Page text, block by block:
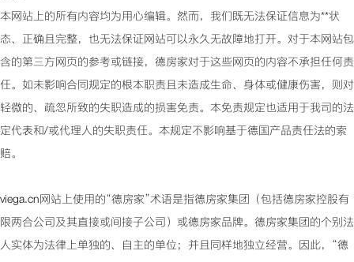
本网站上的所有内容均为用心编辑。然而，我们既无法保证信息为**状
态、正确且完整，也无法保证网站可以永久无故障地打开。对于本网站包
含的第三方网页的参考或链接，德房家对于这些网页的内容不承担任何责
任。如未影响合同规定的根本职责且未造成生命、身体或健康伤害，则对
轻微的、疏忽所致的失职造成的损害免责。本免责规定也适用于我司的法
定代表和/或代理人的失职责任。本规定不影响基于德国产品责任法的索
赔。
viega.cn网站上使用的“德房家”术语是指德房家集团（包括德房家控股有
限两合公司及其直接或间接子公司）或德房家品牌。德房家集团的个别法
人实体为法律上单独的、自主的单位；并且同样地独立经营。因此，“德